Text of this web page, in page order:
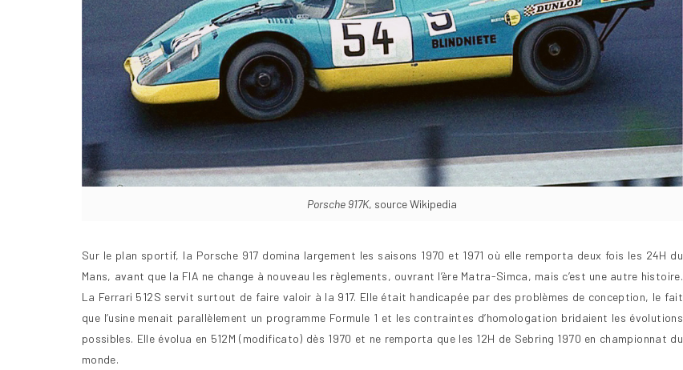
Porsche 917K, source Wikipedia
Sur le plan sportif, la Porsche 917 domina largement les saisons 1970 et 1971 où elle remporta deux fois les 24H du
Mans, avant que la FIA ne change à nouveau les règlements, ouvrant l’ère Matra-Simca, mais c’est une autre histoire.
La Ferrari 512S servit surtout de faire valoir à la 917. Elle était handicapée par des problèmes de conception, le fait
que l’usine menait parallèlement un programme Formule 1 et les contraintes d’homologation bridaient les évolutions
possibles. Elle évolua en 512M (modificato) dès 1970 et ne remporta que les 12H de Sebring 1970 en championnat du
monde.